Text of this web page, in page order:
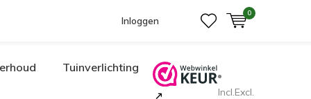
Inloggen
0
Tuinverlichting
Incl.Excl.